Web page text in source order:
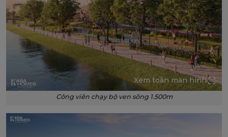
Xem toàn màn hình
Công viên chạy bộ ven sông 1.500m